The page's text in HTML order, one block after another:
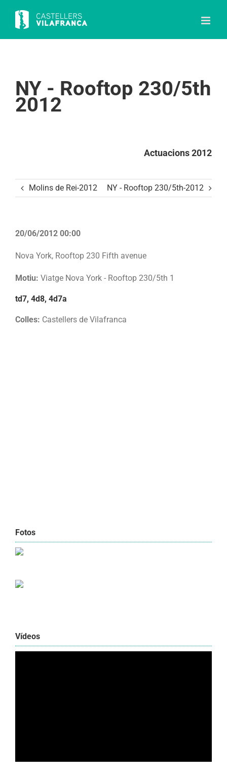
content
NY - Rooftop 230/5th
2012
Actuacions 2012
Molins de Rei-2012 NY - Rooftop 230/5th-2012
20/06/2012 00:00
Nova York, Rooftop 230 Fifth avenue
Motiu: Viatge Nova York - Rooftop 230/5th 1
td7, 4d8, 4d7a
Colles: Castellers de Vilafranca
Fotos
Vídeos